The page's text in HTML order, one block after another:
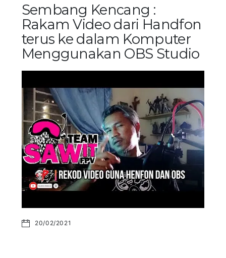
Sembang Kencang :
Rakam Video dari Handfon
terus ke dalam Komputer
Menggunakan OBS Studio
20/02/2021